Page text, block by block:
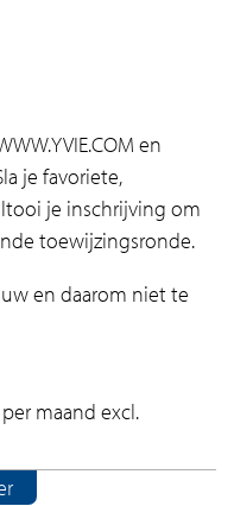
en
je favoriete,
je inschrijving om
toewijzingsronde.
en daarom niet te
maand excl.